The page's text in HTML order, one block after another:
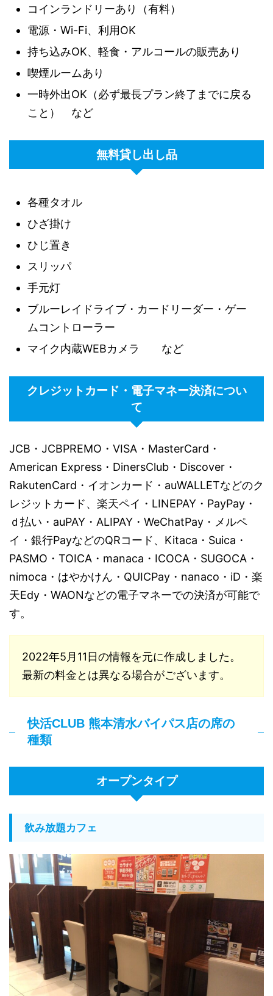
コインランドリーあり（有料）
電源・Wi-Fi、利用OK
持ち込みOK、軽食・アルコールの販売あり
喫煙ルームあり
一時外出OK（必ず最長プラン終了までに戻る
こと） など
無料貸し出し品
各種タオル
ひざ掛け
ひじ置き
スリッパ
手元灯
ブルーレイドライブ・カードリーダー・ゲー
ムコントローラー
マイク内蔵WEBカメラ など
クレジットカード・電子マネー決済につい
て
JCB・JCBPREMO・VISA・MasterCard・
American Express・DinersClub・Discover・
RakutenCard・イオンカード・auWALLETなどのク
レジットカード、楽天ペイ・LINEPAY・PayPay・
ｄ払い・auPAY・ALIPAY・WeChatPay・メルペ
イ・銀行PayなどのQRコード、 Kitaca・Suica・
PASMO・TOICA・manaca・ICOCA・SUGOCA・
nimoca・はやかけん・QUICPay・nanaco・iD・楽
天Edy・WAONなどの電子マネーでの決済が可能で
す。
2022年5月11日の情報を元に作成しました。
最新の料金とは異なる場合がございます。
快活CLUB 熊本清水バイパス店の席の
種類
オープンタイプ
飲み放題カフェ